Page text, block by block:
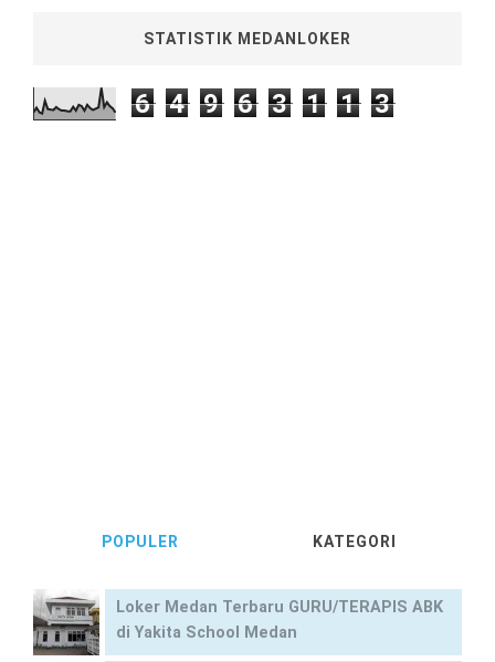
STATISTIK MEDANLOKER
6 4 9 6 3 1 1 3
POPULER KATEGORI
Loker Medan Terbaru GURU/TERAPIS ABK
di Yakita School Medan